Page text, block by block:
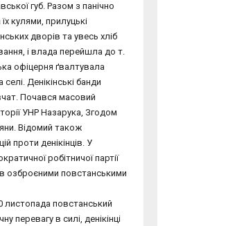
губ. Разом з панічно
кулями, прилуцькі
дворів та увесь хліб
і влада перейшла до т.
офіцерня ґвалтувала
Денікінські банди
Почався масовий
УНР Назарука, Згодом
Відомий також
проти денікінців. У
робітничої партії
озброєними повстанськими
листопада повстанський
перевагу в силі, денікінці